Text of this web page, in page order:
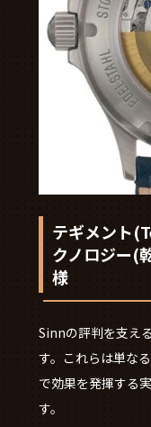
テギメント
クノロジー(
様
Sinnの評判を支え
す。これらは単な
で効果を発揮する
す。